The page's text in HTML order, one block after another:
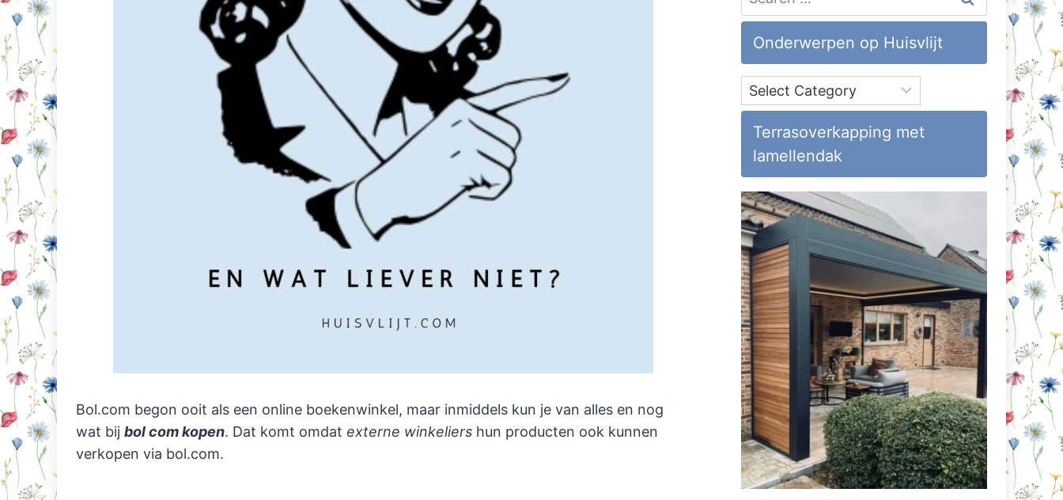
Bol.com begon ooit als een online boekenwinkel, maar inmiddels kun je van alles en nog
wat bij bol com kopen. Dat komt omdat externe winkeliers hun producten ook kunnen
verkopen via bol.com.
for:
Onderwerpen op Huisvlijt
Onderwerpen
op
Huisvlijt
Terrasoverkapping met
lamellendak